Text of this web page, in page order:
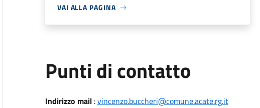
VAI ALLA PAGINA
Punti di contatto
Indirizzo mail:vincenzo.buccheri@comune.acate.rg.it